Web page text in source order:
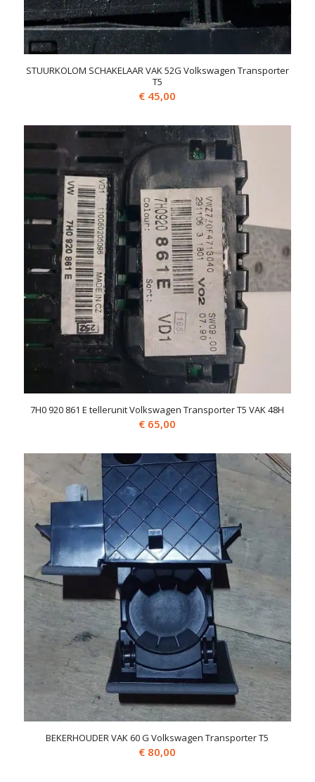
STUURKOLOM SCHAKELAAR VAK 52G Volkswagen Transporter
T5
€ 45,00
7H0 920 861 E tellerunit Volkswagen Transporter T5 VAK 48H
€ 65,00
BEKERHOUDER VAK 60 G Volkswagen Transporter T5
€ 80,00